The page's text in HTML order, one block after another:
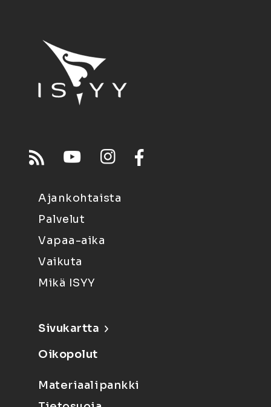
Ajankohtaista
Palvelut
Vapaa-aika
Vaikuta
Mikä ISYY
Sivukartta
Oikopolut
Materiaalipankki